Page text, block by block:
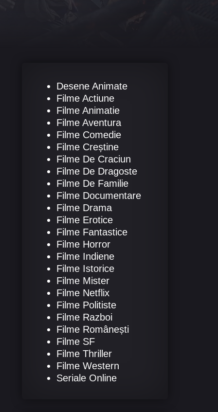
Desene Animate
Filme Actiune
Filme Animatie
Filme Aventura
Filme Comedie
Filme Creștine
Filme De Craciun
Filme De Dragoste
Filme De Familie
Filme Documentare
Filme Drama
Filme Erotice
Filme Fantastice
Filme Horror
Filme Indiene
Filme Istorice
Filme Mister
Filme Netflix
Filme Politiste
Filme Razboi
Filme Românești
Filme SF
Filme Thriller
Filme Western
Seriale Online